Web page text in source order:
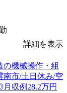
詳細を表示